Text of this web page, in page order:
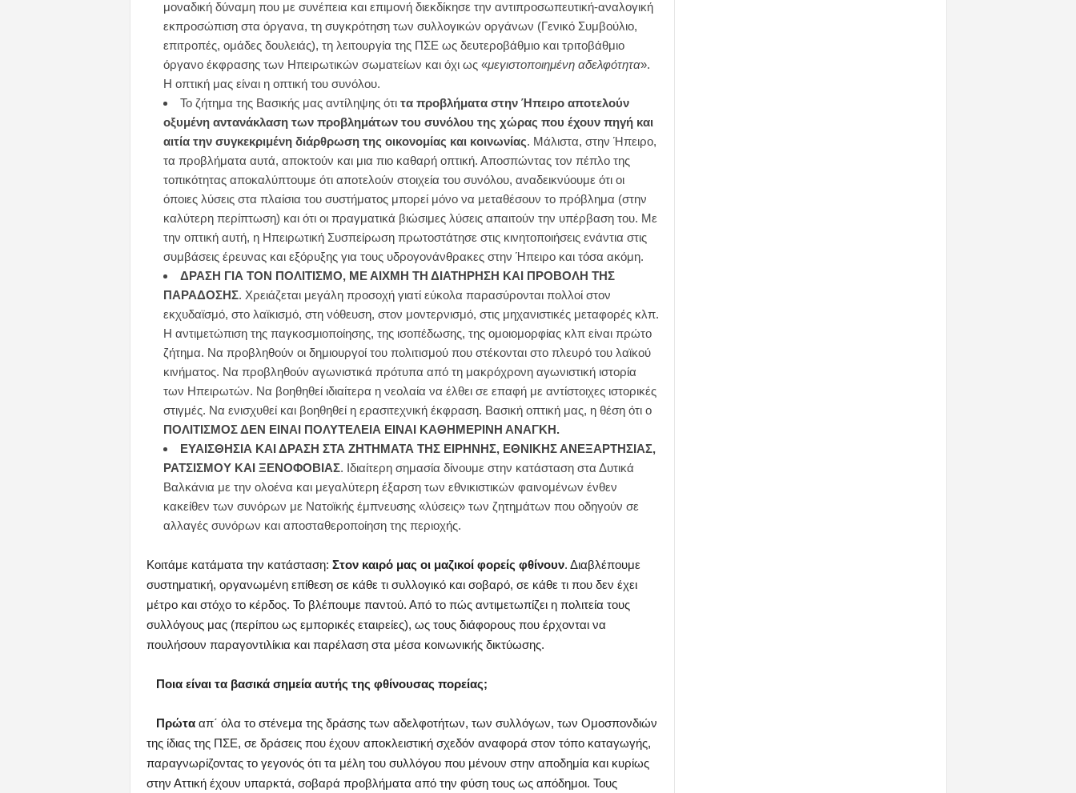
μοναδική δύναμη που με συνέπεια και επιμονή διεκδίκησε την αντιπροσωπευτική-αναλογική
εκπροσώπιση στα όργανα, τη συγκρότηση των συλλογικών οργάνων (Γενικό Συμβούλιο,
επιτροπές, ομάδες δουλειάς), τη λειτουργία της ΠΣΕ ως δευτεροβάθμιο και τριτοβάθμιο
όργανο έκφρασης των Ηπειρωτικών σωματείων και όχι ως «μεγιστοποιημένη αδελφότητα».
Η οπτική μας είναι η οπτική του συνόλου.
Το ζήτημα της Βασικής μας αντίληψης ότι τα προβλήματα στην Ήπειρο αποτελούν
οξυμένη αντανάκλαση των προβλημάτων του συνόλου της χώρας που έχουν πηγή και
αιτία την συγκεκριμένη διάρθρωση της οικονομίας και κοινωνίας. Μάλιστα, στην Ήπειρο,
τα προβλήματα αυτά, αποκτούν και μια πιο καθαρή οπτική. Αποσπώντας τον πέπλο της
τοπικότητας αποκαλύπτουμε ότι αποτελούν στοιχεία του συνόλου, αναδεικνύουμε ότι οι
όποιες λύσεις στα πλαίσια του συστήματος μπορεί μόνο να μεταθέσουν το πρόβλημα (στην
καλύτερη περίπτωση) και ότι οι πραγματικά βιώσιμες λύσεις απαιτούν την υπέρβαση του. Με
την οπτική αυτή, η Ηπειρωτική Συσπείρωση πρωτοστάτησε στις κινητοποιήσεις ενάντια στις
συμβάσεις έρευνας και εξόρυξης για τους υδρογονάνθρακες στην Ήπειρο και τόσα ακόμη.
ΔΡΑΣΗ ΓΙΑ ΤΟΝ ΠΟΛΙΤΙΣΜΟ, ΜΕ ΑΙΧΜΗ ΤΗ ΔΙΑΤΗΡΗΣΗ ΚΑΙ ΠΡΟΒΟΛΗ ΤΗΣ
ΠΑΡΑΔΟΣΗΣ. Χρειάζεται μεγάλη προσοχή γιατί εύκολα παρασύρονται πολλοί στον
εκχυδαϊσμό, στο λαϊκισμό, στη νόθευση, στον μοντερνισμό, στις μηχανιστικές μεταφορές κλπ.
Η αντιμετώπιση της παγκοσμιοποίησης, της ισοπέδωσης, της ομοιομορφίας κλπ είναι πρώτο
ζήτημα. Να προβληθούν οι δημιουργοί του πολιτισμού που στέκονται στο πλευρό του λαϊκού
κινήματος. Να προβληθούν αγωνιστικά πρότυπα από τη μακρόχρονη αγωνιστική ιστορία
των Ηπειρωτών. Να βοηθηθεί ιδιαίτερα η νεολαία να έλθει σε επαφή με αντίστοιχες ιστορικές
στιγμές. Να ενισχυθεί και βοηθηθεί η ερασιτεχνική έκφραση. Βασική οπτική μας, η θέση ότι ο
ΠΟΛΙΤΙΣΜΟΣ ΔΕΝ ΕΙΝΑΙ ΠΟΛΥΤΕΛΕΙΑ ΕΙΝΑΙ ΚΑΘΗΜΕΡΙΝΗ ΑΝΑΓΚΗ.
ΕΥΑΙΣΘΗΣΙΑ ΚΑΙ ΔΡΑΣΗ ΣΤΑ ΖΗΤΗΜΑΤΑ ΤΗΣ ΕΙΡΗΝΗΣ, ΕΘΝΙΚΗΣ ΑΝΕΞΑΡΤΗΣΙΑΣ,
ΡΑΤΣΙΣΜΟΥ ΚΑΙ ΞΕΝΟΦΟΒΙΑΣ. Ιδιαίτερη σημασία δίνουμε στην κατάσταση στα Δυτικά
Βαλκάνια με την ολοένα και μεγαλύτερη έξαρση των εθνικιστικών φαινομένων ένθεν
κακείθεν των συνόρων με Νατοϊκής έμπνευσης «λύσεις» των ζητημάτων που οδηγούν σε
αλλαγές συνόρων και αποσταθεροποίηση της περιοχής.
Κοιτάμε κατάματα την κατάσταση: Στον καιρό μας οι μαζικοί φορείς φθίνουν. Διαβλέπουμε
συστηματική, οργανωμένη επίθεση σε κάθε τι συλλογικό και σοβαρό, σε κάθε τι που δεν έχει
μέτρο και στόχο το κέρδος. Το βλέπουμε παντού. Από το πώς αντιμετωπίζει η πολιτεία τους
συλλόγους μας (περίπου ως εμπορικές εταιρείες), ως τους διάφορους που έρχονται να
πουλήσουν παραγοντιλίκια και παρέλαση στα μέσα κοινωνικής δικτύωσης.
Ποια είναι τα βασικά σημεία αυτής της φθίνουσας πορείας;
Πρώτααπ΄ όλα το στένεμα της δράσης των αδελφοτήτων, των συλλόγων, των Ομοσπονδιών
της ίδιας της ΠΣΕ, σε δράσεις που έχουν αποκλειστική σχεδόν αναφορά στον τόπο καταγωγής,
παραγνωρίζοντας το γεγονός ότι τα μέλη του συλλόγου που μένουν στην αποδημία και κυρίως
στην Αττική έχουν υπαρκτά, σοβαρά προβλήματα από την φύση τους ως απόδημοι. Τους